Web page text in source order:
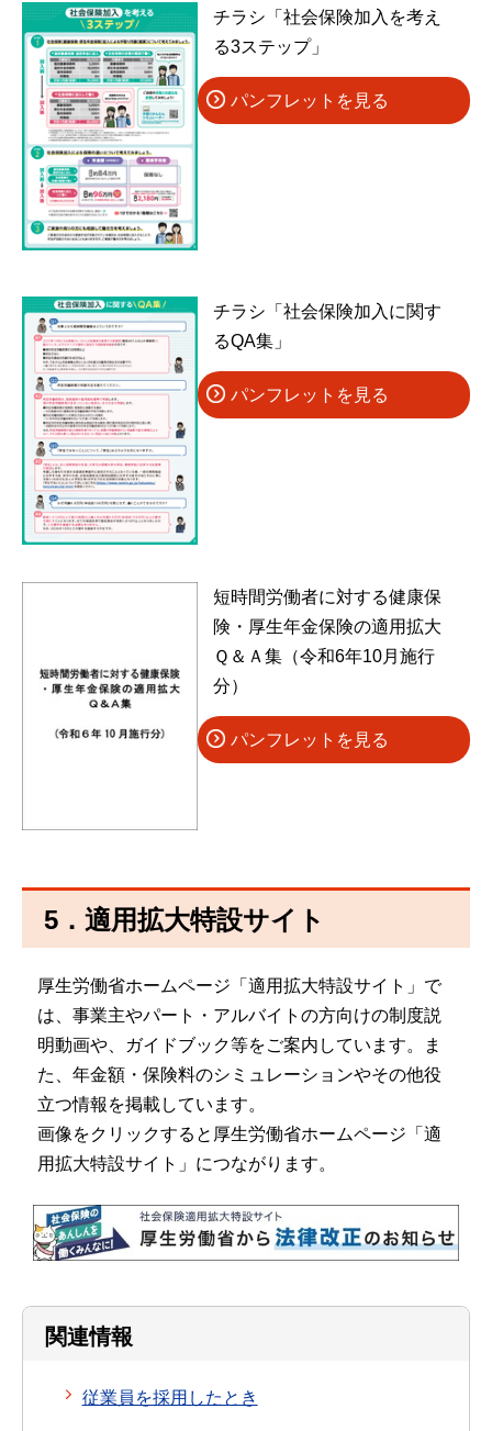
チラシ「社会保険加入を考え
る3ステップ」
パンフレットを見る
チラシ「社会保険加入に関す
るQA集」
パンフレットを見る
短時間労働者に対する健康保
険・厚生年金保険の適用拡大
Ｑ＆Ａ集（令和6年10月施行
分）
パンフレットを見る
5．適用拡大特設サイト
厚生労働省ホームページ「適用拡大特設サイト」で
は、事業主やパート・アルバイトの方向けの制度説
明動画や、ガイドブック等をご案内しています。ま
た、年金額・保険料のシミュレーションやその他役
立つ情報を掲載しています。
画像をクリックすると厚生労働省ホームページ「適
用拡大特設サイト」につながります。
関連情報
従業員を採用したとき